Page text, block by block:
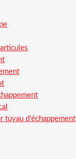
tuyau d'échappement